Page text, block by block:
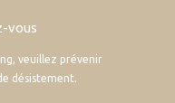
vous
veuillez prévenir
désistement.